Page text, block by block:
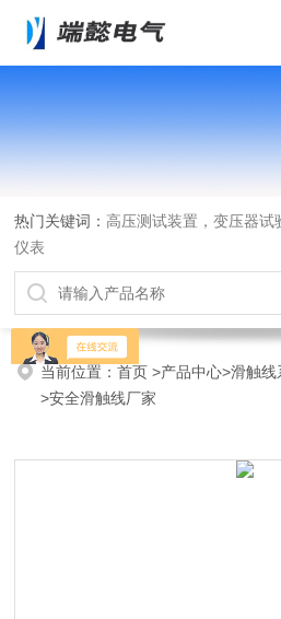
热门关键词： 高压测试装置，变压器
仪表
当前位置：首页>产品中心>滑触线
>安全滑触线厂家